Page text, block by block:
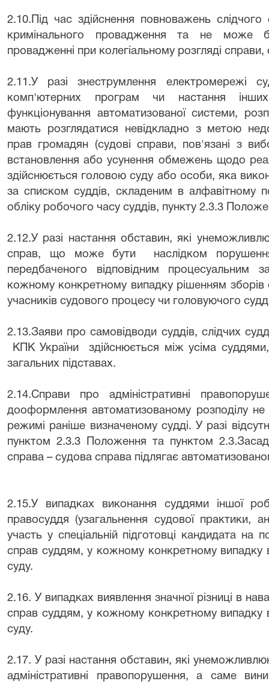
2.10.Під час здійснення повноважень
кримінального провадження та не може
провадженні при колегіальному розгляді
2.11.У разі знеструмлення електромережі
комп'ютерних програм чи настання
функціонування автоматизованої системи,
мають розглядатися невідкладно з метою
прав громадян (судові справи, пов'язані з
встановлення або усунення обмежень щодо
здійснюється головою суду або особи, яка
за списком суддів, складеним в алфавітному
обліку робочого часу суддів, пункту 2.3.3
2.12.У разі настання обставин, які
справ, що може бути
наслідком
передбаченого відповідним процесуальним
кожному конкретному випадку рішенням
учасників судового процесу чи головуючого судді
2.13.Заяви про самовідводи суддів, слідчих
КПК України
здійснюється між усіма
загальних підставах.
2.14.Справи про адміністративні
дооформлення автоматизованому розподілу
режимі раніше визначеному судді. У разі
пунктом 2.3.3 Положення та пунктом
справа – судова справа підлягає
2.15.У випадках виконання суддями іншої
правосуддя (узагальнення судової практики,
участь у спеціальній підготовці кандидата на
справ суддям, у кожному конкретному випадку
суду.
2.16. У випадках виявлення значної різниці в
справ суддям, у кожному конкретному випадку
суду.
2.17. У разі настання обставин, які
адміністративні правопорушення, а саме